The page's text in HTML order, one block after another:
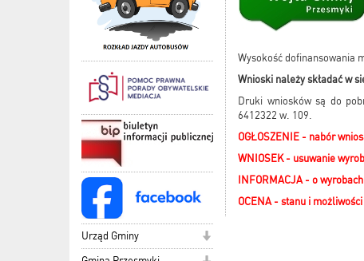
Urząd Gminy
Wysokość dofinansowania
Wnioski należy składać w
Druki wniosków są do
6412322 w. 109.
OGŁOSZENIE - nabór
WNIOSEK - usuwanie
INFORMACJA - o
OCENA - stanu i